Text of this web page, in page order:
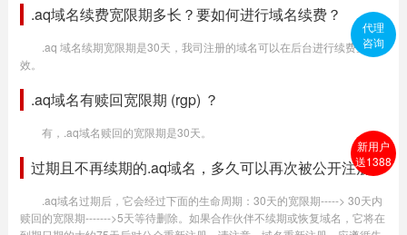
.aq域名续费宽限期多长？要如何进行域名续费？
.aq 域名续期宽限期是30天，我司注册的域名可以在后台进行续费生
效。
.aq域名有赎回宽限期 (rgp) ？
有，.aq域名赎回的宽限期是30天。
过期且不再续期的.aq域名，多久可以再次被公开注册？
.aq域名过期后，它会经过下面的生命周期：30天的宽限期-----> 30天内
赎回的宽限期------->5天等待删除。如果合作伙伴不续期或恢复域名，它将在
代理
咨询
新用户
送1388